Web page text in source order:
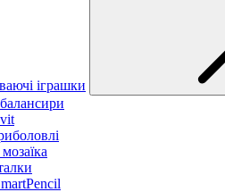
іграшки